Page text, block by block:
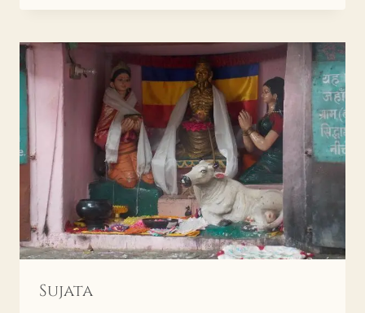
Sujata